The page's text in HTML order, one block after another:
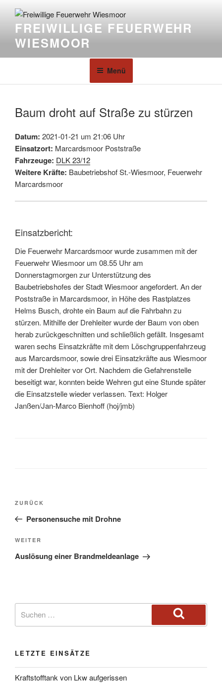
FREIWILLIGE FEUERWEHR
WIESMOOR
Menü
Baum droht auf Straße zu stürzen
Datum: 2021-01-21 um 21:06 Uhr
Einsatzort: Marcardsmoor Poststraße
Fahrzeuge: DLK 23/12
Weitere Kräfte: Baubetriebshof St.-Wiesmoor, Feuerwehr
Marcardsmoor
Einsatzbericht:
Die Feuerwehr Marcardsmoor wurde zusammen mit der
Feuerwehr Wiesmoor um 08.55 Uhr am
Donnerstagmorgen zur Unterstützung des
Baubetriebshofes der Stadt Wiesmoor angefordert. An der
Poststraße in Marcardsmoor, in Höhe des Rastplatzes
Helms Busch, drohte ein Baum auf die Fahrbahn zu
stürzen. Mithilfe der Drehleiter wurde der Baum von oben
herab zurückgeschnitten und schließlich gefällt. Insgesamt
waren sechs Einsatzkräfte mit dem Löschgruppenfahrzeug
aus Marcardsmoor, sowie drei Einsatzkräfte aus Wiesmoor
mit der Drehleiter vor Ort. Nachdem die Gefahrenstelle
beseitigt war, konnten beide Wehren gut eine Stunde später
die Einsatzstelle wieder verlassen. Text: Holger
Janßen/Jan-Marco Bienhoff (hoj/jmb)
ZURÜCK
Personensuche mit Drohne
WEITER
Auslösung einer Brandmeldeanlage
LETZTE EINSÄTZE
Kraftstofftank von Lkw aufgerissen